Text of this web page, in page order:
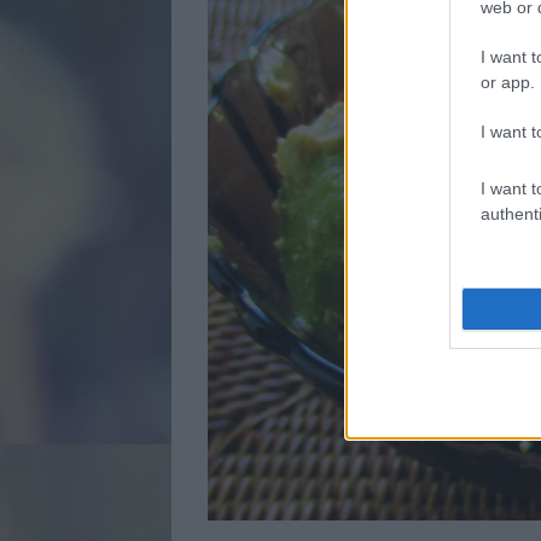
web or
I want
or app.
I want
I want